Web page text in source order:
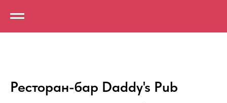
Ресторан-бар Daddy's Pub